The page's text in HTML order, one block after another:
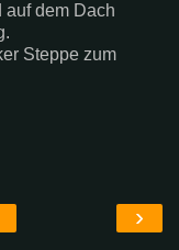
dem Dach
Steppe zum
›